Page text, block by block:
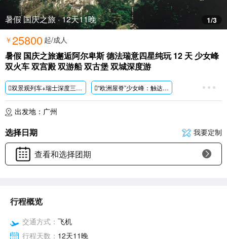
1/3
暑假 国庆之旅 · 12天11晚
￥25800 起/成人
暑假 国庆之旅邂逅阿尔卑斯 德法瑞意四星纯玩 12 天 少女峰
双火车 双宫殿 双游船 双古堡 双城深度游
双景观列车+瑞士深度三晚黄金列车(GoldenPass)：搭乘著名黄金列车穿梭阿尔卑斯山间，可尽情享受阿尔卑斯的湖光山色 “欧洲屋脊”少女峰：触达欧洲之巅，为您的瑞士之行镶嵌一颗王冠上的宝石
罗马深度游：穿过记忆的倒影，沉浸式体验罗马千年历史文化 西庸城堡：必去十大古堡之一，建筑史上一颗奇异的珍珠，追随拜伦笔下《西庸的囚徒》走进中世纪城堡
出发地：广州
选择日期 我要定制
查看和选择团期
行程概览
交通方式： 飞机
行程天数： 12天11晚